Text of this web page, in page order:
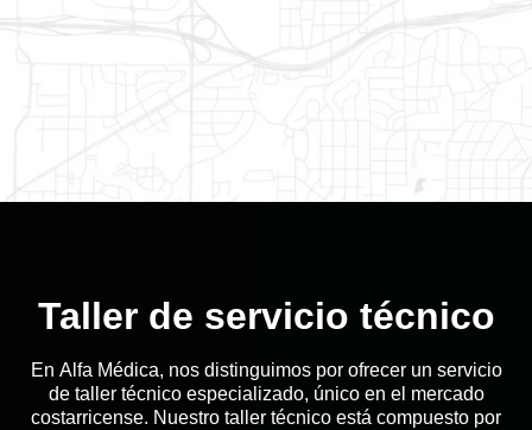
Taller de servicio técnico
En Alfa Médica, nos distinguimos por ofrecer un servicio
de taller técnico especializado, único en el mercado
costarricense. Nuestro taller técnico está compuesto por